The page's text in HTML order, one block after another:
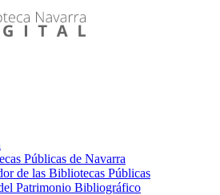
Públicas de Navarra
de las Bibliotecas Públicas
Patrimonio Bibliográfico